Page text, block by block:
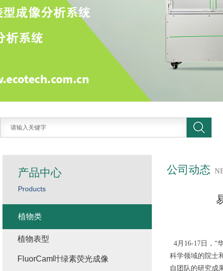
公司动态
4月16-17日，“
科学领域的院士
自团队的研究成
产品中心
Products
植物类
植物表型
FluorCam叶绿素荧光成像